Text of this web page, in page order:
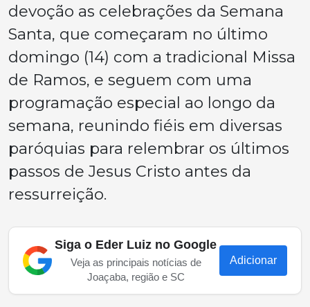
devoção as celebrações da Semana
Santa, que começaram no último
domingo (14) com a tradicional Missa
de Ramos, e seguem com uma
programação especial ao longo da
semana, reunindo fiéis em diversas
paróquias para relembrar os últimos
passos de Jesus Cristo antes da
ressurreição.
Siga o Eder Luiz no Google
Veja as principais notícias de
Joaçaba, região e SC
Adicionar